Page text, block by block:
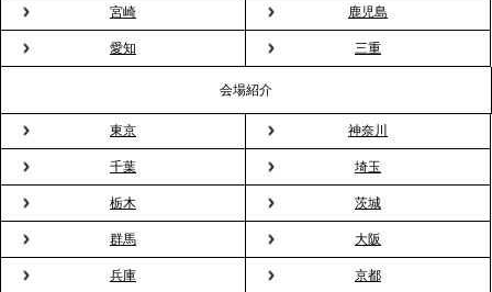
プレスリリースのご案内｜2026年、春の親睦は「花
粉レス」な室内花見。福利厚生としても注目され
る、快適で新しいお花見体験
2026.3.5
プレスリリースのご案内｜「室内お花見」の法人利
用が前年比4倍に急増。オフィスに桜が届く福利厚生
2026.2.13
宮崎 鹿児島
愛知 三重
会場紹介
東京 神奈川
千葉 埼玉
栃木 茨城
群馬 大阪
兵庫 京都